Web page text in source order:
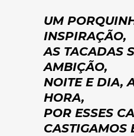
UM
INSPIRAÇÃO,
AS TACADAS
AMBIÇÃO,
NOITE E DIA,
HORA,
POR ESSES
CASTIGAMOS